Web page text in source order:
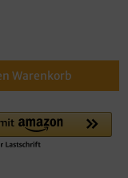
Warenkorb